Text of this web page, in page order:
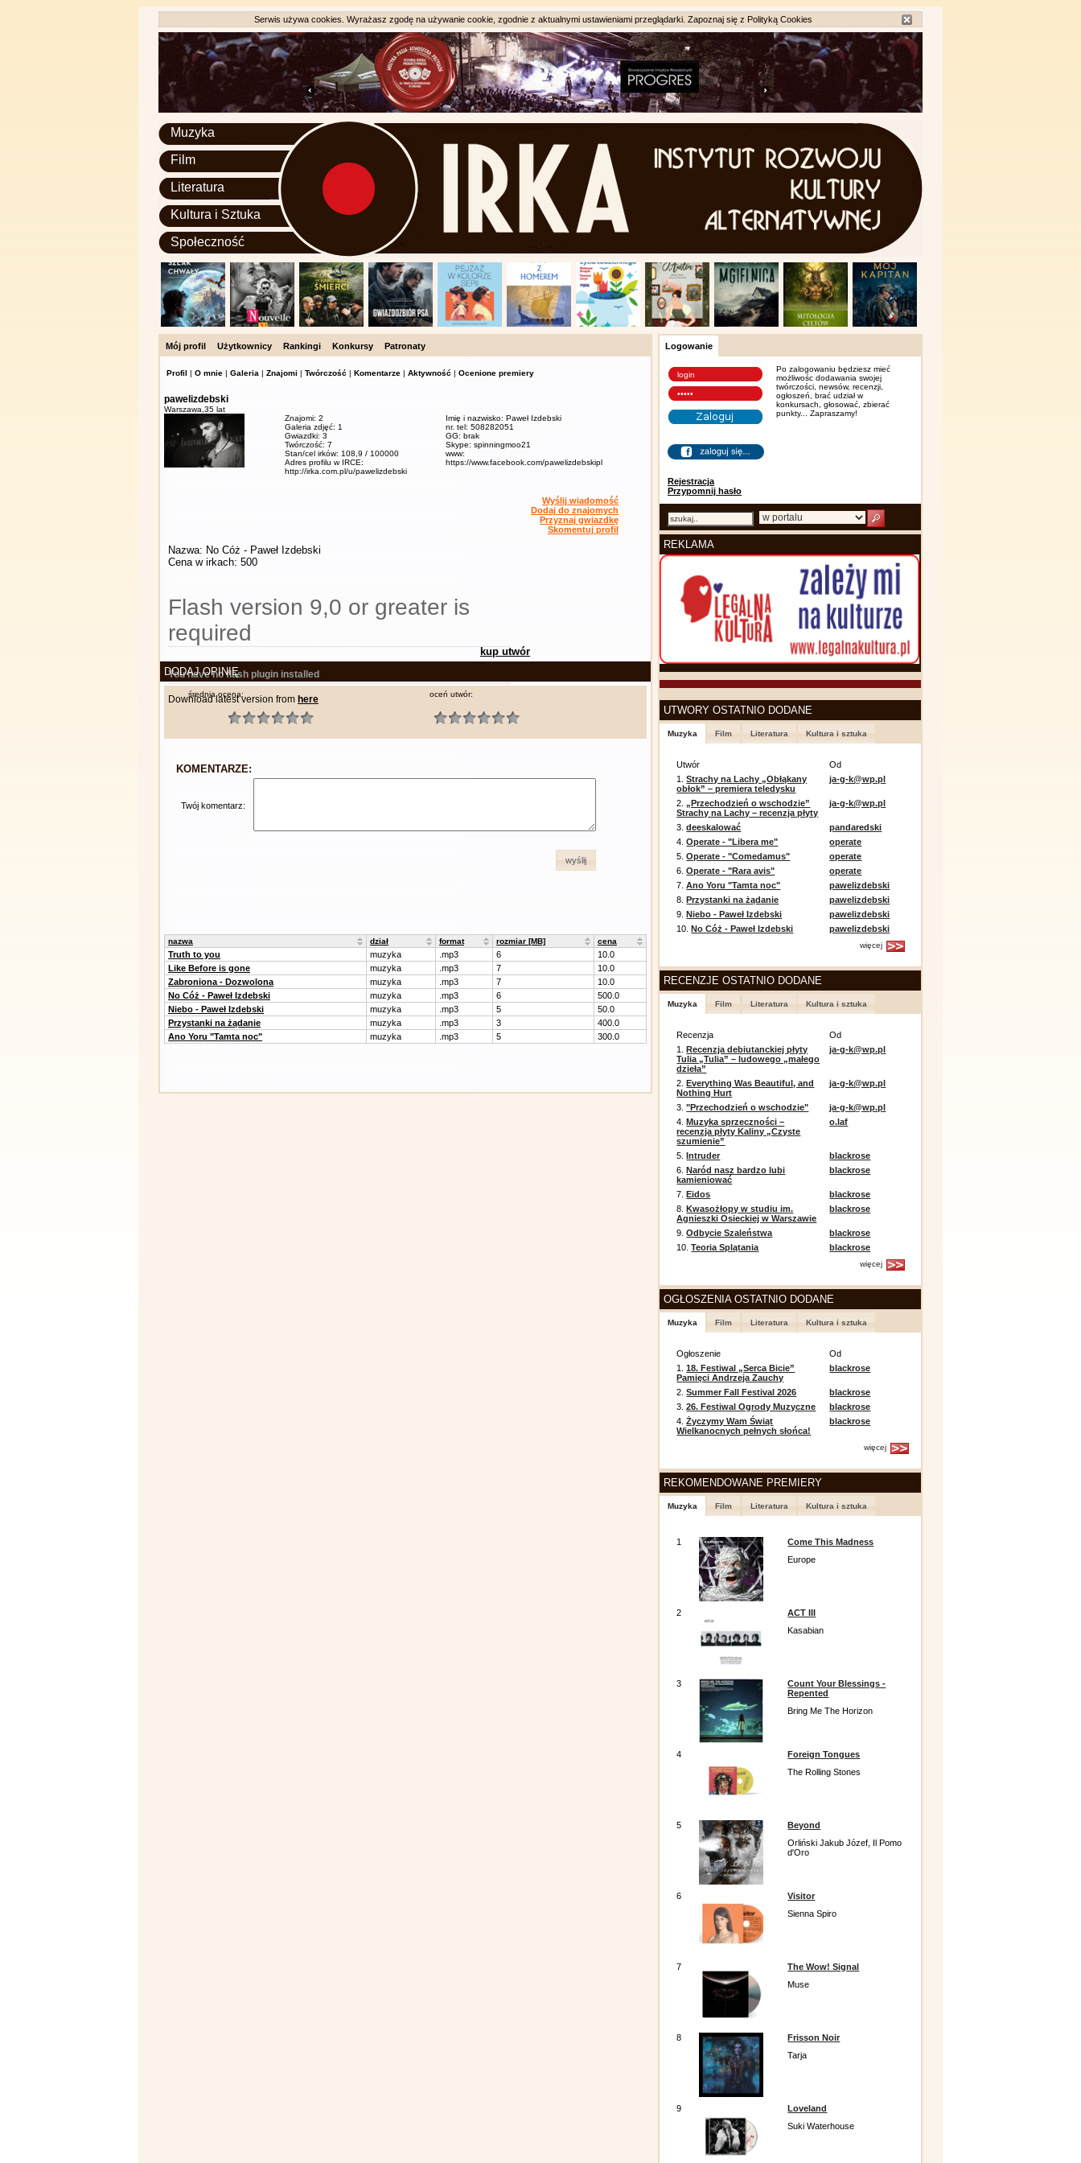
Serwis używa cookies. Wyrażasz zgodę na używanie cookie, zgodnie z aktualnymi ustawieniami przeglądarki. Zapoznaj się z Polityką Cookies
Muzyka
Film
Literatura
Kultura i Sztuka
Społeczność
Mój profil Użytkownicy Rankingi Konkursy Patronaty
Profil | O mnie | Galeria | Znajomi | Twórczość | Komentarze | Aktywność | Ocenione premiery
pawelizdebski
Warszawa, 35 lat
Znajomi: 2
Galeria zdjęć: 1
Gwiazdki: 3
Twórczość: 7
Stan/cel irków: 108,9 / 100000
Adres profilu w IRCE:
http://irka.com.pl/u/pawelizdebski
Imię i nazwisko: Paweł Izdebski
nr. tel: 508282051
GG: brak
Skype: spinningmoo21
www:
https://www.facebook.com/pawelizdebskipl
Wyślij wiadomość
Dodaj do znajomych
Przyznaj gwiazdkę
Skomentuj profil
Nazwa: No Cóż - Paweł Izdebski
Cena w irkach: 500
Flash version 9,0 or greater is
required
You have no flash plugin installed
Download latest version from here
kup utwór
DODAJ OPINIĘ
średnia ocena: oceń utwór:
KOMENTARZE:
Twój komentarz:
wyślij
nazwa dział format rozmiar [MB] cena
Truth to you muzyka .mp3 6
10.0
Like Before is gone
muzyka .mp3 7
10.0
Zabroniona - Dozwolona
muzyka .mp3 7
10.0
No Cóż - Paweł Izdebski
muzyka .mp3 6
500.0
Niebo - Paweł Izdebski
muzyka .mp3 5
50.0
Przystanki na żądanie
muzyka .mp3 3
400.0
Ano Yoru "Tamta noc"
muzyka .mp3 5 300.0
Logowanie
Rejestracja
Przypomnij hasło
Po zalogowaniu będziesz mieć
możliwośc dodawania swojej
twórczości, newsów, recenzji,
ogłoszeń, brać udział w
konkursach, głosować, zbierać
punkty... Zapraszamy!
REKLAMA
UTWORY OSTATNIO DODANE
Muzyka Film Literatura Kultura i sztuka
Utwór
Od
1.Strachy na Lachy „Obłąkany
obłok” – premiera teledysku
ja-g-k@wp.pl
2.„Przechodzień o wschodzie”
Strachy na Lachy – recenzja płyty
ja-g-k@wp.pl
3.deeskalować
pandaredski
4.Operate - "Libera me"
operate
5.Operate - "Comedamus"
operate
6.Operate - "Rara avis"
operate
7.Ano Yoru "Tamta noc"
pawelizdebski
8.Przystanki na żądanie
pawelizdebski
9.Niebo - Paweł Izdebski
pawelizdebski
10.No Cóż - Paweł Izdebski pawelizdebski
więcej
RECENZJE OSTATNIO DODANE
Muzyka Film Literatura Kultura i sztuka
Recenzja
Od
1.Recenzja debiutanckiej płyty
Tulia „Tulia” – ludowego „małego
dzieła”
ja-g-k@wp.pl
2.Everything Was Beautiful, and
Nothing Hurt
ja-g-k@wp.pl
3."Przechodzień o wschodzie"
ja-g-k@wp.pl
4.Muzyka sprzeczności –
recenzja płyty Kaliny „Czyste
szumienie”
o.laf
5.Intruder
blackrose
6.Naród nasz bardzo lubi
kamieniować
blackrose
7.Eidos
blackrose
8.Kwasożłopy w studiu im.
Agnieszki Osieckiej w Warszawie
blackrose
9.Odbycie Szaleństwa
blackrose
10.Teoria Splątania blackrose
więcej
OGŁOSZENIA OSTATNIO DODANE
Muzyka Film Literatura Kultura i sztuka
Ogłoszenie
Od
1.18. Festiwal „Serca Bicie”
Pamięci Andrzeja Zauchy
blackrose
2.Summer Fall Festival 2026
blackrose
3.26. Festiwal Ogrody Muzyczne
blackrose
4.Życzymy Wam Świąt
Wielkanocnych pełnych słońca!
blackrose
więcej
REKOMENDOWANE PREMIERY
Muzyka Film Literatura Kultura i sztuka
1
Come This Madness
Europe
2
ACT III
Kasabian
3
Count Your Blessings -
Repented
Bring Me The Horizon
4
Foreign Tongues
The Rolling Stones
5
Beyond
Orliński Jakub Józef, Il Pomo
d'Oro
6
Visitor
Sienna Spiro
7
The Wow! Signal
Muse
8
Frisson Noir
Tarja
9
Loveland
Suki Waterhouse